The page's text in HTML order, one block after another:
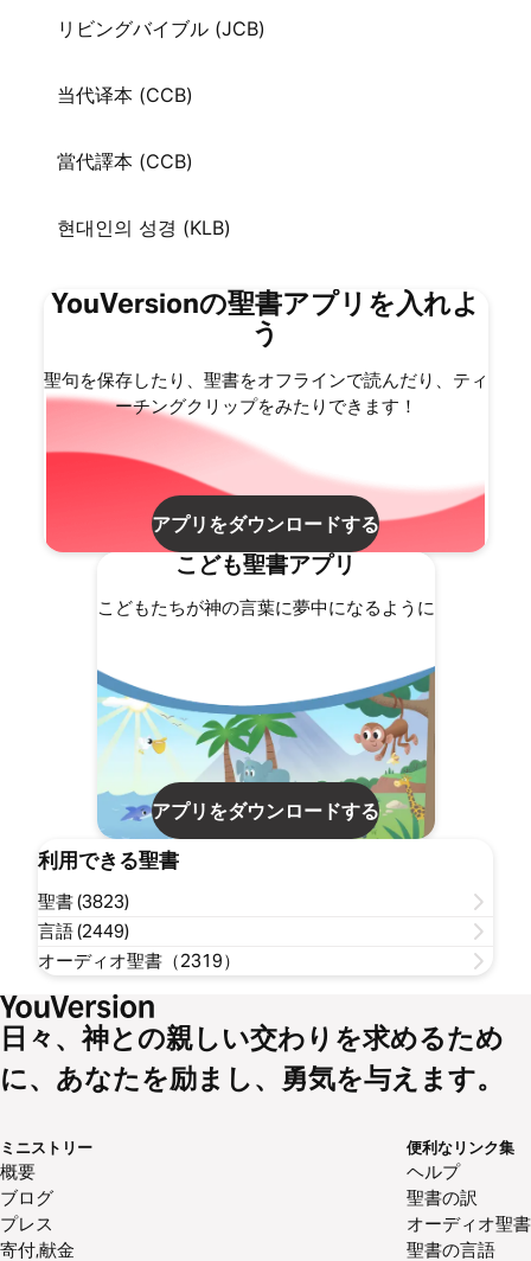
リビングバイブル (JCB)
当代译本 (CCB)
當代譯本 (CCB)
현대인의 성경 (KLB)
YouVersionの聖書アプリを入れよ
う
聖句を保存したり、聖書をオフラインで読んだり、ティ
ーチングクリップをみたりできます！
アプリをダウンロードする
こども聖書アプリ
こどもたちが神の言葉に夢中になるように
アプリをダウンロードする
利用できる聖書
聖書 (3823)
言語 (2449)
オーディオ聖書（2319）
日々、神との親しい交わりを求めるため
に、あなたを励まし、勇気を与えます。
ミニストリー
概要
ブログ
プレス
寄付,献金
便利なリンク集
ヘルプ
聖書の訳
オーディオ聖書
聖書の言語